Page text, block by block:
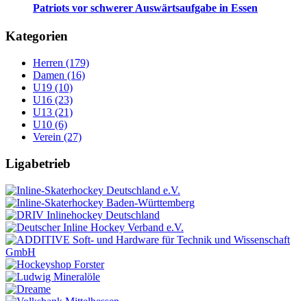
Patriots vor schwerer Auswärtsaufgabe in Essen
Kategorien
Herren (179)
Damen (16)
U19 (10)
U16 (23)
U13 (21)
U10 (6)
Verein (27)
Ligabetrieb